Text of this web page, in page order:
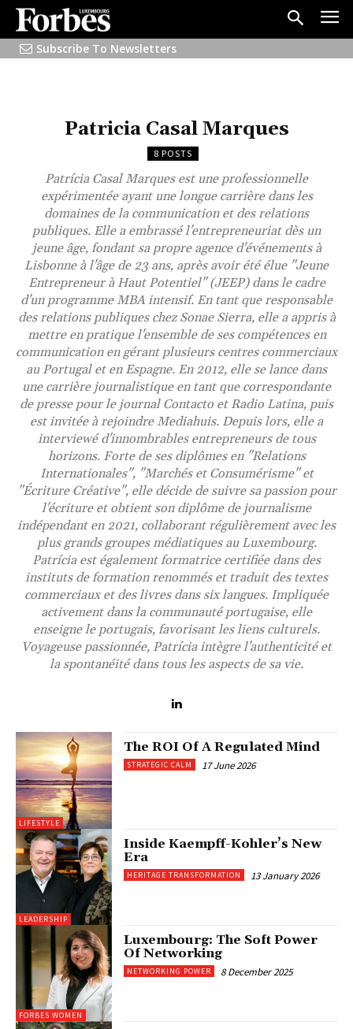
Subscribe To Newsletters
Patricia Casal Marques
8 POSTS
Patrícia Casal Marques est une professionnelle
expérimentée ayant une longue carrière dans les
domaines de la communication et des relations
publiques. Elle a embrassé l'entrepreneuriat dès un
jeune âge, fondant sa propre agence d'événements à
Lisbonne à l'âge de 23 ans, après avoir été élue "Jeune
Entrepreneur à Haut Potentiel" (JEEP) dans le cadre
d'un programme MBA intensif. En tant que responsable
des relations publiques chez Sonae Sierra, elle a appris à
mettre en pratique l'ensemble de ses compétences en
communication en gérant plusieurs centres commerciaux
au Portugal et en Espagne. En 2012, elle se lance dans
une carrière journalistique en tant que correspondante
de presse pour le journal Contacto et Radio Latina, puis
est invitée à rejoindre Mediahuis. Depuis lors, elle a
interviewé d'innombrables entrepreneurs de tous
horizons. Forte de ses diplômes en "Relations
Internationales", "Marchés et Consumérisme" et
"Écriture Créative", elle décide de suivre sa passion pour
l'écriture et obtient son diplôme de journalisme
indépendant en 2021, collaborant régulièrement avec les
plus grands groupes médiatiques au Luxembourg.
Patrícia est également formatrice certifiée dans des
instituts de formation renommés et traduit des textes
commerciaux et des livres dans six langues. Impliquée
activement dans la communauté portugaise, elle
enseigne le portugais, favorisant les liens culturels.
Voyageuse passionnée, Patrícia intègre l'authenticité et
la spontanéité dans tous les aspects de sa vie.
LIFESTYLE
The ROI Of A Regulated Mind
STRATEGIC CALM 17 June 2026
LEADERSHIP
Inside Kaempff-Kohler’s New
Era
HERITAGE TRANSFORMATION 13 January 2026
FORBES WOMEN
Luxembourg: The Soft Power
Of Networking
NETWORKING POWER 8 December 2025